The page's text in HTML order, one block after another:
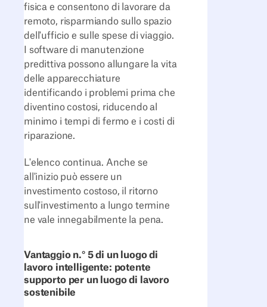
fisica e consentono di lavorare da
remoto, risparmiando sullo spazio
dell'ufficio e sulle spese di viaggio.
I software di manutenzione
predittiva possono allungare la vita
delle apparecchiature
identificando i problemi prima che
diventino costosi, riducendo al
minimo i tempi di fermo e i costi di
riparazione.
L'elenco continua. Anche se
all'inizio può essere un
investimento costoso, il ritorno
sull'investimento a lungo termine
ne vale innegabilmente la pena.
Vantaggio n.° 5 di un luogo di
lavoro intelligente: potente
supporto per un luogo di lavoro
sostenibile